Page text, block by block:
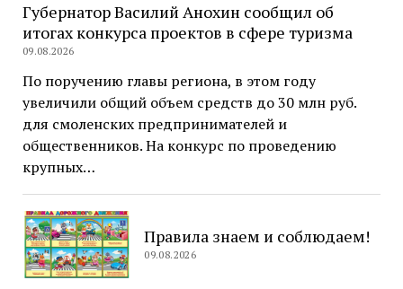
Губернатор Василий Анохин сообщил об
итогах конкурса проектов в сфере туризма
09.08.2026
По поручению главы региона, в этом году
увеличили общий объем средств до 30 млн руб.
для смоленских предпринимателей и
общественников. На конкурс по проведению
крупных…
Правила знаем и соблюдаем!
09.08.2026